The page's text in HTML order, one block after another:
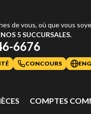
de vous, où que vous
5 SUCCURSALES.
6676
CONCOURS
COMPTES